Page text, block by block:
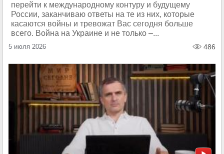
перейти к международному контуру и будущему
России, заканчиваю ответы на те из них, которые
касаются войны и тревожат Вас сегодня больше
всего. Война на Украине и не только –...
5 июля 2026 486